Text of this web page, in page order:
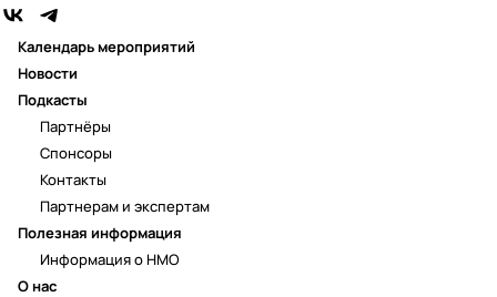
Календарь мероприятий
Новости
Подкасты
Полезная информация
Информация о НМО
О нас
Партнёры
Спонсоры
Контакты
Партнерам и экспертам